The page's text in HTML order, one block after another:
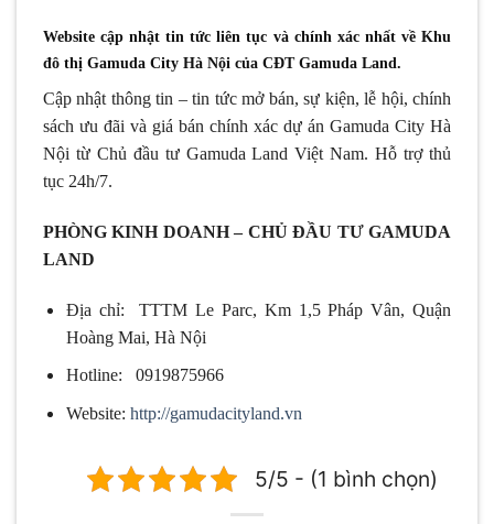
Website cập nhật tin tức liên tục và chính xác nhất về Khu
đô thị Gamuda City Hà Nội của CĐT Gamuda Land.
Cập nhật thông tin – tin tức mở bán, sự kiện, lễ hội, chính
sách ưu đãi và giá bán chính xác dự án Gamuda City Hà
Nội từ Chủ đầu tư Gamuda Land Việt Nam. Hỗ trợ thủ
tục 24h/7.
PHÒNG KINH DOANH – CHỦ ĐẦU TƯ GAMUDA
LAND
Địa chỉ: TTTM Le Parc, Km 1,5 Pháp Vân, Quận
Hoàng Mai, Hà Nội
Hotline: 0919875966
Website: http://gamudacityland.vn
5/5 - (1 bình chọn)